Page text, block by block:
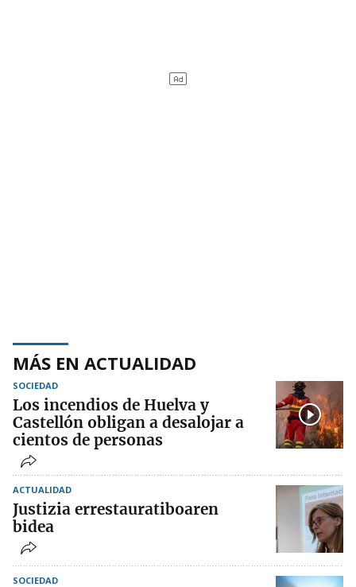
MÁS EN ACTUALIDAD
SOCIEDAD
Los incendios de Huelva y
Castellón obligan a desalojar a
cientos de personas
ACTUALIDAD
Justizia errestauratiboaren
bidea
SOCIEDAD